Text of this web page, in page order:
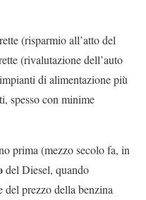
(risparmio all’atto del
(rivalutazione dell’auto
di alimentazione più
spesso con minime
prima (mezzo secolo fa, in
del Diesel, quando
del prezzo della benzina